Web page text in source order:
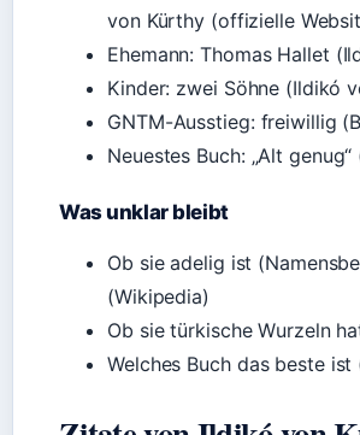
von Kürthy (offizielle
Ehemann: Thomas Hallet
Kinder: zwei Söhne (Ildikó
GNTM-Ausstieg: freiwillig
Neuestes Buch: „Alt
Was unklar bleibt
Ob sie adelig ist
(Wikipedia)
Ob sie türkische Wurzeln
Welches Buch das beste